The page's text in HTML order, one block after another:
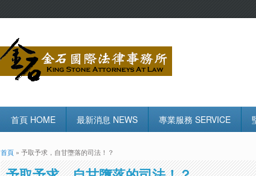
首頁 HOME 最新消息 NEWS 專業服務 SERVICE
您在這裡
首頁 » 予取予求，自甘墮落的司法！？